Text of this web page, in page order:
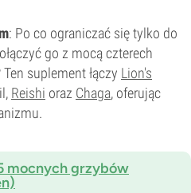
: Po co ograniczać się tylko do
go z mocą czterech
suplement łączy Lion's
Reishi oraz Chaga, oferując
mocnych grzybów